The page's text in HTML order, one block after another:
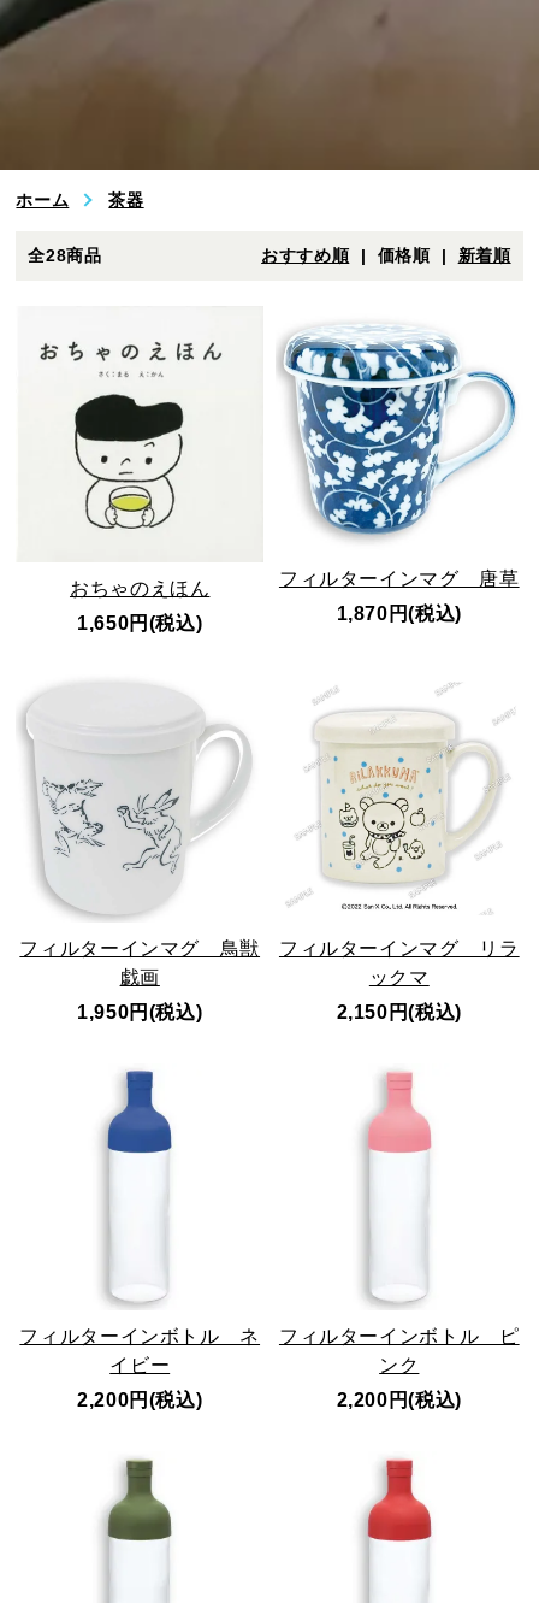
プライバシーポリシー
ホーム 茶器
全28商品 おすすめ順| 価格順 | 新着順
おちゃのえほん
1,650円(税込)
フィルターインマグ 唐草
1,870円(税込)
フィルターインマグ 鳥獣
戯画
1,950円(税込)
フィルターインマグ リラ
ックマ
2,150円(税込)
フィルターインボトル ネ
イビー
2,200円(税込)
フィルターインボトル ピ
ンク
2,200円(税込)